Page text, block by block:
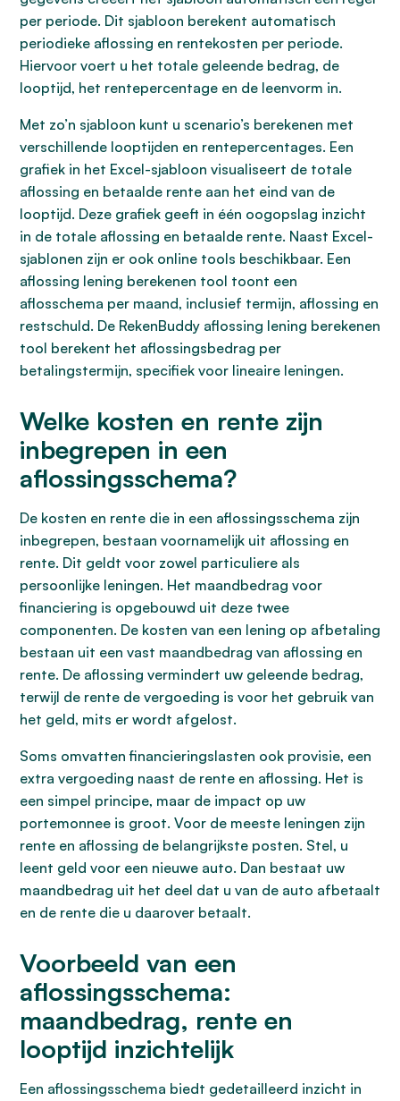
per periode. Dit sjabloon berekent automatisch
periodieke aflossing en rentekosten per periode.
Hiervoor voert u het totale geleende bedrag, de
looptijd, het rentepercentage en de leenvorm in.
Met zo’n sjabloon kunt u scenario’s berekenen met
verschillende looptijden en rentepercentages. Een
grafiek in het Excel-sjabloon visualiseert de totale
aflossing en betaalde rente aan het eind van de
looptijd. Deze grafiek geeft in één oogopslag inzicht
in de totale aflossing en betaalde rente. Naast Excel-
sjablonen zijn er ook online tools beschikbaar. Een
aflossing lening berekenen tool toont een
aflosschema per maand, inclusief termijn, aflossing en
restschuld. De RekenBuddy aflossing lening berekenen
tool berekent het aflossingsbedrag per
betalingstermijn, specifiek voor lineaire leningen.
Welke kosten en rente zijn
inbegrepen in een
aflossingsschema?
De kosten en rente die in een aflossingsschema zijn
inbegrepen, bestaan voornamelijk uit aflossing en
rente. Dit geldt voor zowel particuliere als
persoonlijke leningen. Het maandbedrag voor
financiering is opgebouwd uit deze twee
componenten. De kosten van een lening op afbetaling
bestaan uit een vast maandbedrag van aflossing en
rente. De aflossing vermindert uw geleende bedrag,
terwijl de rente de vergoeding is voor het gebruik van
het geld, mits er wordt afgelost.
Soms omvatten financieringslasten ook provisie, een
extra vergoeding naast de rente en aflossing. Het is
een simpel principe, maar de impact op uw
portemonnee is groot. Voor de meeste leningen zijn
rente en aflossing de belangrijkste posten. Stel, u
leent geld voor een nieuwe auto. Dan bestaat uw
maandbedrag uit het deel dat u van de auto afbetaalt
en de rente die u daarover betaalt.
Voorbeeld van een
aflossingsschema:
maandbedrag, rente en
looptijd inzichtelijk
Een aflossingsschema biedt gedetailleerd inzicht in